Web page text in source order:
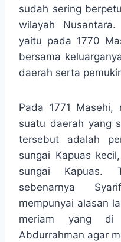
sudah sering
wilayah
yaitu pada 1770
bersama
daerah serta
Pada 1771
suatu daerah yang
tersebut adalah
sungai Kapuas
sungai Kapuas.
sebenarnya
mempunyai alasan
meriam yang di
Abdurrahman agar